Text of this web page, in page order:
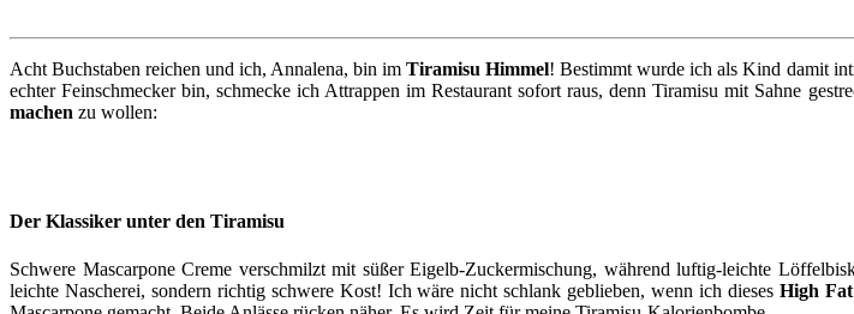
Acht Buchstaben reichen und ich, Annalena, bin imTiramisu Himmel! Bestimmt wurde ich als Kind damit
echter Feinschmecker bin, schmecke ich Attrappen im Restaurant sofort raus, denn Tiramisu mit Sahne
machen zu wollen:
Der Klassiker unter den Tiramisu
Schwere Mascarpone Creme verschmilzt mit süßer Eigelb-Zuckermischung, während luftig-leichte
leichte Nascherei, sondern richtig schwere Kost! Ich wäre nicht schlank geblieben, wenn ich dieses High